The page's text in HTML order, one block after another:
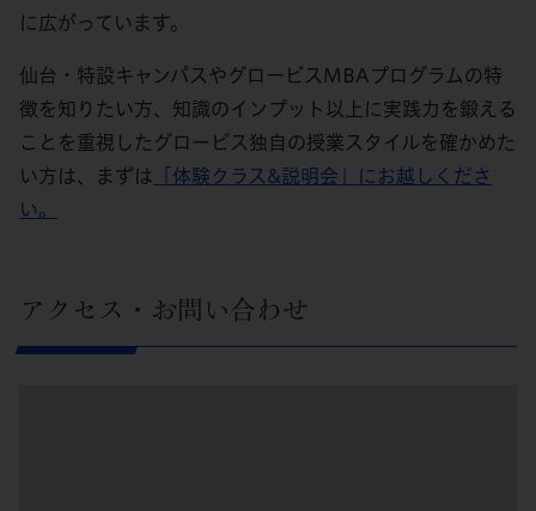
に広がっています。
仙台・特設キャンパスやグロービスMBAプログラムの特
徴を知りたい方、知識のインプット以上に実践力を鍛える
ことを重視したグロービス独自の授業スタイルを確かめた
い方は、まずは
「体験クラス&説明会」にお越しくださ
い。
アクセス・お問い合わせ